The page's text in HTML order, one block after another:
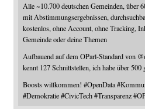
Alle ~10.700 deutschen Gemeinden, über
mit Abstimmungsergebnissen,
kostenlos, ohne Account, ohne Tracking,
Gemeinde oder deine Themen
Aufbauend auf dem OParl-Standard von @
kennt 127 Schnittstellen, ich habe über 500
Boosts willkommen! #OpenData #
#Demokratie #CivicTech #Transparenz #